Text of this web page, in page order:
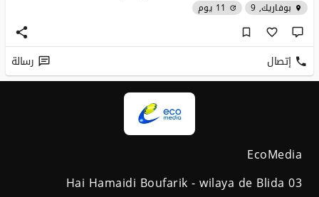
بوفاريك, 9 11 يوم
إتصال رسالة
EcoMedia
03 Hai Hamaidi Boufarik - wilaya de Blida